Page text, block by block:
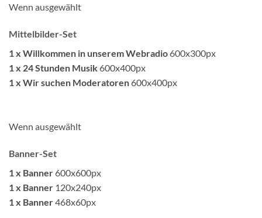
Wenn ausgewählt
Mittelbilder-Set
1 x Willkommen in unserem Webradio 600x300px
1 x 24 Stunden Musik 600x400px
1 x Wir suchen Moderatoren 600x400px
Wenn ausgewählt
Banner-Set
1 x Banner 600x600px
1 x Banner 120x240px
1 x Banner468x60px